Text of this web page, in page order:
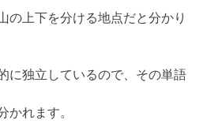
の上下を分ける地点だと分かり
に独立しているので、その単語
かれます。